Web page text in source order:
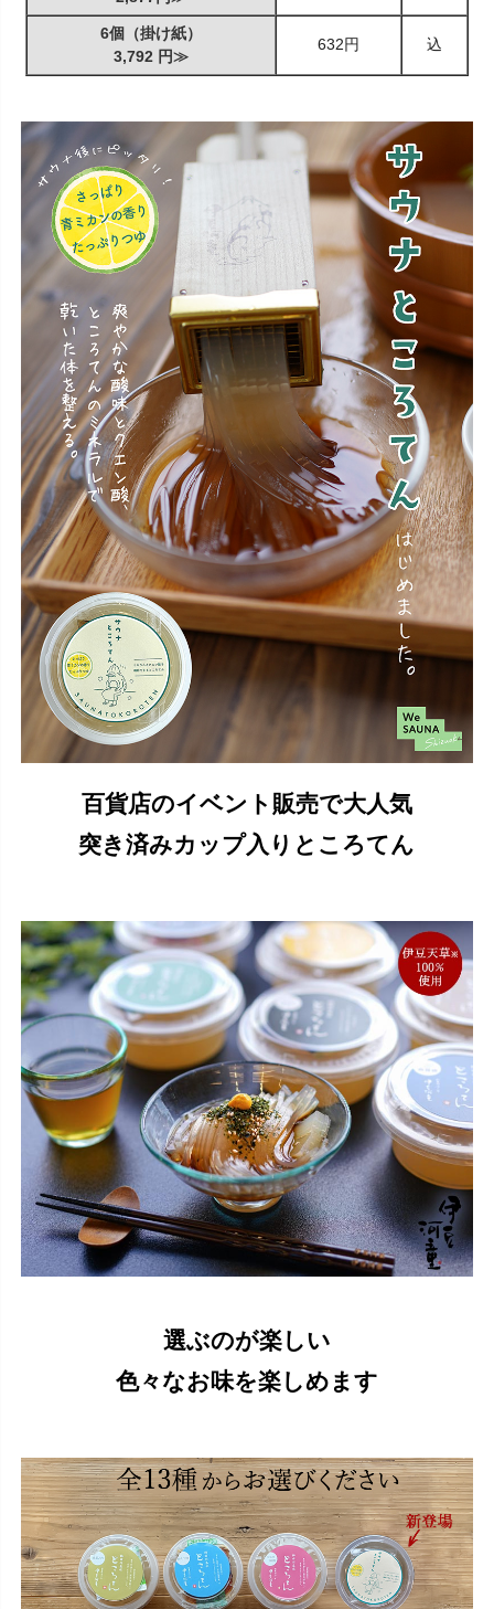
6個（掛け紙）
3,792 円≫
632円 込
百貨店のイベント販売で大人気
突き済みカップ入りところてん
選ぶのが楽しい
色々なお味を楽しめます